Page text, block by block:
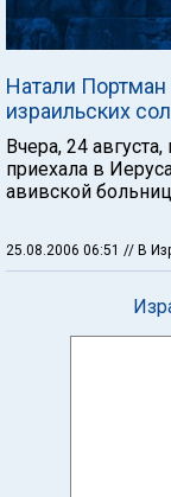
Натали
израильских
Вчера, 24
приехала в
авивской
25.08.2006 06:51 // В